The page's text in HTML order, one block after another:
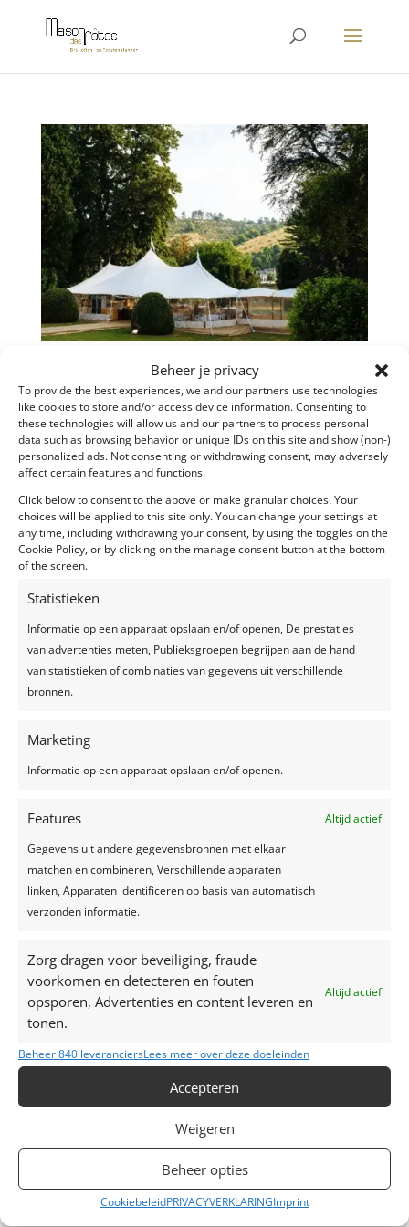
Beheer je privacy
To provide the best experiences, we and our partners use technologies
like cookies to store and/or access device information. Consenting to
these technologies will allow us and our partners to process personal
data such as browsing behavior or unique IDs on this site and show (non-)
personalized ads. Not consenting or withdrawing consent, may adversely
affect certain features and functions.
Click below to consent to the above or make granular choices. Your
choices will be applied to this site only. You can change your settings at
any time, including withdrawing your consent, by using the toggles on the
Cookie Policy, or by clicking on the manage consent button at the bottom
of the screen.
Statistieken
Informatie op een apparaat opslaan en/of openen, De prestaties
van advertenties meten, Publieksgroepen begrijpen aan de hand
van statistieken of combinaties van gegevens uit verschillende
bronnen.
Marketing
Informatie op een apparaat opslaan en/of openen.
Features
Altijd actief
Gegevens uit andere gegevensbronnen met elkaar
matchen en combineren, Verschillende apparaten
linken, Apparaten identificeren op basis van automatisch
verzonden informatie.
Zorg dragen voor beveiliging, fraude
voorkomen en detecteren en fouten
opsporen, Advertenties en content leveren en
tonen.
Altijd actief
Beheer 840 leveranciersLees meer over deze doeleinden
Accepteren
Weigeren
Beheer opties
CookiebeleidPRIVACYVERKLARINGImprint
Waarom kiezen voor feesten in een tent?
door liesbet|jul 2, 2021|Blog
Feesten in tenten worden steeds populairder. Ze zijn
dan ook heel charmant en gezellig! In deze blog
geven we je de voordelen, maar ook tips & tricks van
feesten in een tent. Veel leesplezier! Voordelen van
feesten in een tent 1. Creëer je eigen stijl...
Recente berichten
Een feest plannen, wat geef je uit?
Trouwjurken trends 2024
verkoelend drankje!
Top 7 trends voor huwelijken in 2024-2025
Recente reacties
M: +32 (0)472 42 32 29
liesbet@maisondesfetes.be